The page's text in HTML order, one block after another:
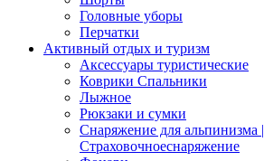
Головные уборы
Перчатки
Активный отдых и туризм
Аксессуары туристические
Коврики Спальники
Лыжное
Рюкзаки и сумки
Снаряжение для альпинизма |
Страховочноеснаряжение